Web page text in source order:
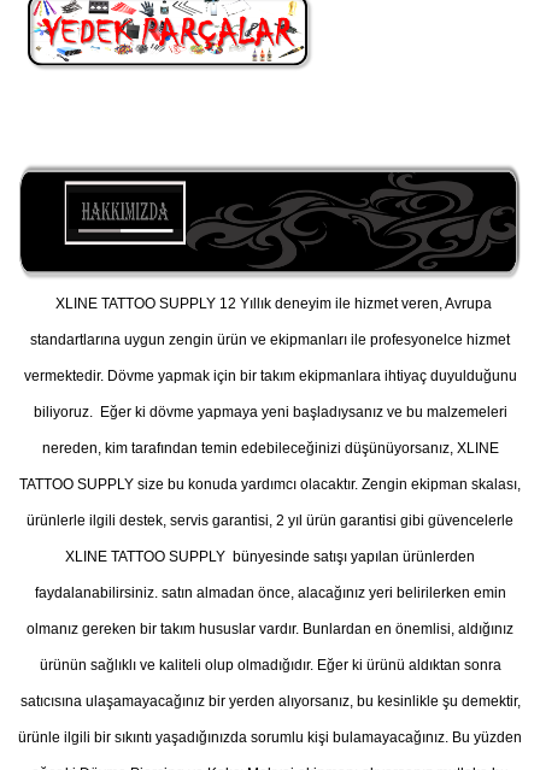
XLINE TATTOO SUPPLY 12 Yıllık deneyim ile hizmet veren, Avrupa
standartlarına uygun zengin ürün ve ekipmanları ile profesyonelce hizmet
vermektedir. Dövme yapmak için bir takım ekipmanlara ihtiyaç duyulduğunu
biliyoruz. Eğer ki dövme yapmaya yeni başladıysanız ve bu malzemeleri
nereden, kim tarafından temin edebileceğinizi düşünüyorsanız, XLINE
TATTOO SUPPLY size bu konuda yardımcı olacaktır. Zengin ekipman skalası,
ürünlerle ilgili destek, servis garantisi, 2 yıl ürün garantisi gibi güvencelerle
XLINE TATTOO SUPPLY bünyesinde satışı yapılan ürünlerden
faydalanabilirsiniz. satın almadan önce, alacağınız yeri belirilerken emin
olmanız gereken bir takım hususlar vardır. Bunlardan en önemlisi, aldığınız
ürünün sağlıklı ve kaliteli olup olmadığıdır. Eğer ki ürünü aldıktan sonra
satıcısına ulaşamayacağınız bir yerden alıyorsanız, bu kesinlikle şu demektir,
ürünle ilgili bir sıkıntı yaşadığınızda sorumlu kişi bulamayacağınız. Bu yüzden